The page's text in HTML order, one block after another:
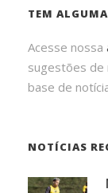
TEM
Acesse nossa
sugestões de
base de
NOTÍCIAS